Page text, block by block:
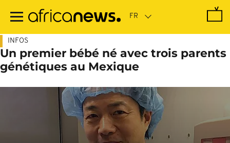
contenu
INFOS
Un premier bébé né avec trois parents
génétiques au Mexique